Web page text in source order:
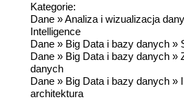
Kategorie:
Dane »Analiza i wizualizacja
Intelligence
Dane » Big Data i bazy danych »
Dane » Big Data i bazy danych »
danych
Dane » Big Data i bazy danych »
architektura